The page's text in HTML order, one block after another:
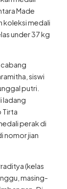
Made
medali
siswi
putri.
perak di
jian
masing-
Di